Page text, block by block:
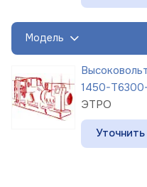
Модель
1450-
ЭТРО